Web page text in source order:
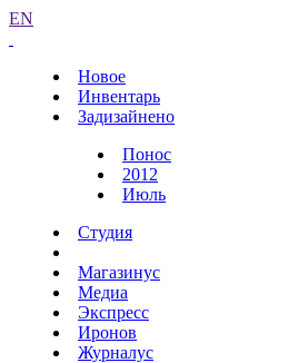
EN
Новое
Инвентарь
Задизайнено
Понос
2012
Июль
Студия
Магазинус
Медиа
Экспресс
Иронов
Журналус